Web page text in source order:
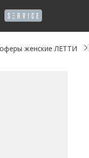
женские ЛЕТТИ